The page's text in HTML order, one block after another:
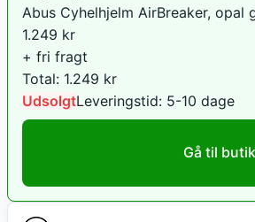
Abus Cyhelhjelm AirBreaker, opal
1.249 kr
+ fri fragt
Total: 1.249 kr
UdsolgtLeveringstid: 5-10 dage
Gå til butik